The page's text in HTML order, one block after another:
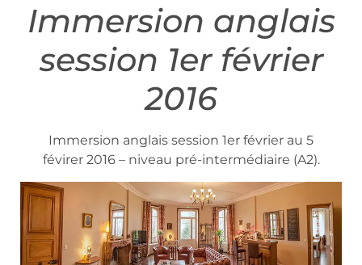
Immersion anglais
session 1er février
2016
Immersion anglais session 1er février au 5
févirer 2016 – niveau pré-intermédiaire (A2).